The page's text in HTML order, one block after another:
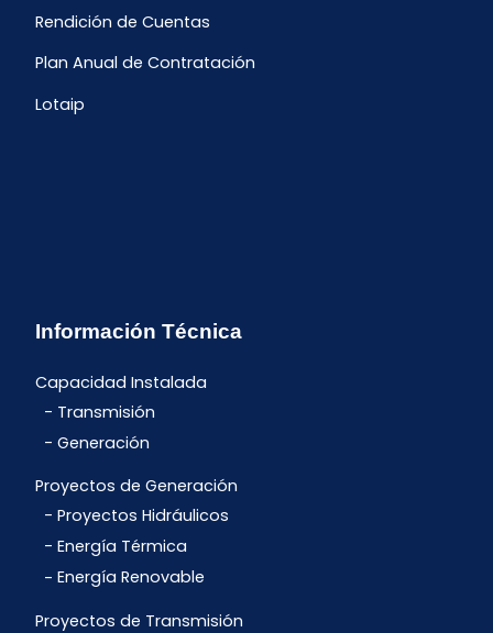
Rendición de Cuentas
Plan Anual de Contratación
Lotaip
Información Técnica
Capacidad Instalada
Transmisión
Generación
Proyectos de Generación
Proyectos Hidráulicos
Energía Térmica
Energía Renovable
Proyectos de Transmisión